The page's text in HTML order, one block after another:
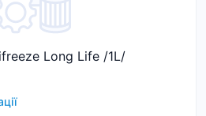
Long Life /1L/